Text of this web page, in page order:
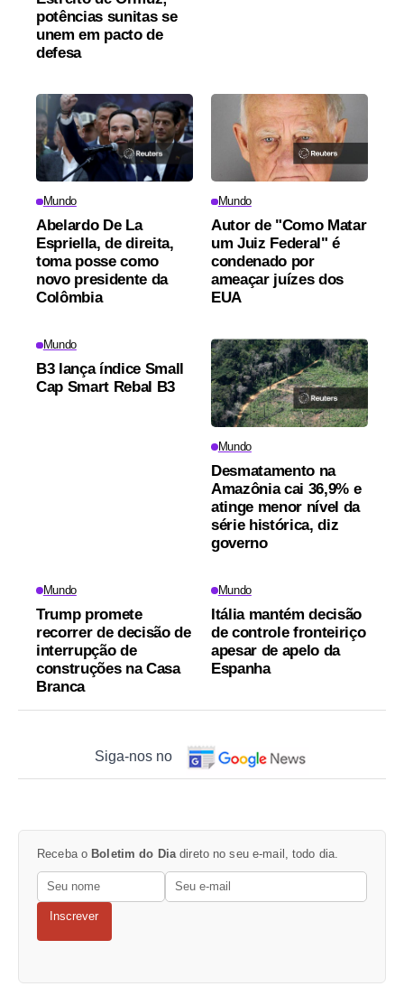
potências sunitas se
unem em pacto de
defesa
Mundo
Abelardo De La
Espriella, de direita,
toma posse como
novo presidente da
Colômbia
Mundo
Autor de "Como Matar
um Juiz Federal" é
condenado por
ameaçar juízes dos
EUA
Mundo
B3 lança índice Small
Cap Smart Rebal B3
Mundo
Desmatamento na
Amazônia cai 36,9% e
atinge menor nível da
série histórica, diz
governo
Mundo
Trump promete
recorrer de decisão de
interrupção de
construções na Casa
Branca
Mundo
Itália mantém decisão
de controle fronteiriço
apesar de apelo da
Espanha
Siga-nos no
Receba o Boletim do Diadireto no seu e-mail, todo dia.
Inscrever